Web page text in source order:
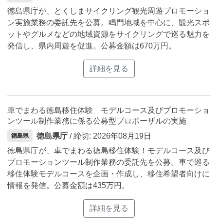
徳島県庁が、とくしまサイクリング観光周遊プロモーショ
ン実施業務の委託先を公募。鳴門地域を中心に、観光スポ
ットやグルメなどの地域資源をサイクリングで巡る魅力を
発信し、県内周遊を促進。公募金額は670万円。
詳細を見る
車でまわる徳島移住体験 モデルコース及びプロモーショ
ンツール制作業務に係る公募型プロポーザルの実施
徳島県 徳島県庁 / 締切: 2026年08月19日
徳島県庁が、車でまわる徳島移住体験！モデルコース及び
プロモーションツール制作業務の委託先を公募。車で巡る
移住体験モデルコースを企画・作成し、移住希望者向けに
情報を発信。公募金額は435万円。
詳細を見る